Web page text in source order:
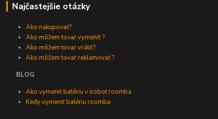
Najčastejšie otázky
Ako nakupovať?
Ako môžem tovar vymeniť ?
Ako môžem tovar vrátiť?
Ako môžem tovar reklamovať ?
BLOG
Ako vymeniť batériu v irobot roomba
Kedy vymeniť batériu roomba